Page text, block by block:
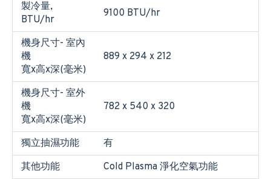
製冷量,
BTU/hr
9100 BTU/hr
機身尺寸- 室內
機
寬x高x深(毫米)
889 x 294 x 212
機身尺寸- 室外
機
寬x高x深(毫米)
782 x 540 x 320
獨立抽濕功能
有
其他功能
Cold Plasma 淨化空氣功能